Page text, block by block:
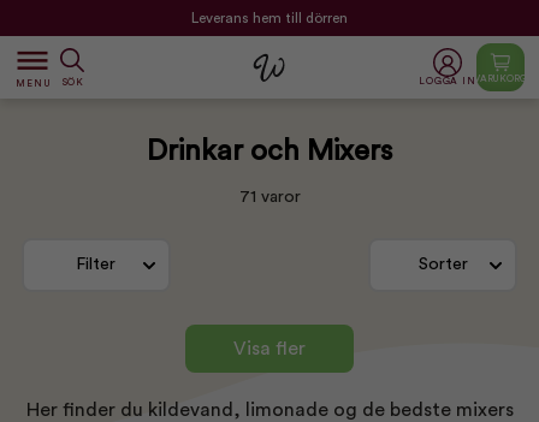
Leverans hem till dörren
dehaze
MENU SÖK LOGGA IN VARUKORG
Drinkar och Mixers
71 varor
Filter Sorter
Visa fler
Her finder du kildevand, limonade og de bedste mixers